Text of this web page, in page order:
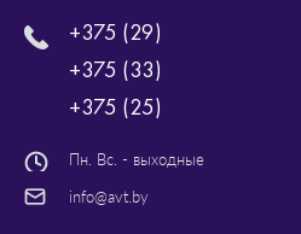
+375 (29)
+375 (33)
+375 (25)
Пн. Вс. - выходные
info@avt.by